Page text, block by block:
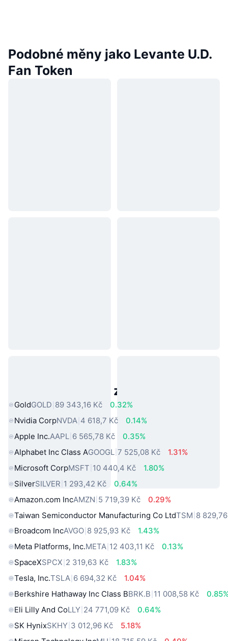
Podobné měny jako Levante U.D.
Fan Token
Populární aktiva z reálného světa
GoldGOLD 89 343,16 Kč
0.32%
Nvidia CorpNVDA 4 618,7 Kč
0.14%
Apple Inc.AAPL 6 565,78 Kč
0.35%
Alphabet Inc Class AGOOGL 7 525,08 Kč
1.31%
Microsoft CorpMSFT 10 440,4 Kč
1.80%
SilverSILVER 1 293,42 Kč
0.64%
Amazon.com IncAMZN 5 719,39 Kč
0.29%
Taiwan Semiconductor Manufacturing Co LtdTSM 8
Broadcom IncAVGO 8 925,93 Kč
1.43%
Meta Platforms, Inc.META 12 403,11 Kč
0.13%
SpaceXSPCX 2 319,63 Kč
1.83%
Tesla, Inc.TSLA 6 694,32 Kč
1.04%
Berkshire Hathaway Inc Class BBRK.B 11 008,58 Kč
Eli Lilly And CoLLY 24 771,09 Kč
0.64%
SK HynixSKHY 3 012,96 Kč
5.18%